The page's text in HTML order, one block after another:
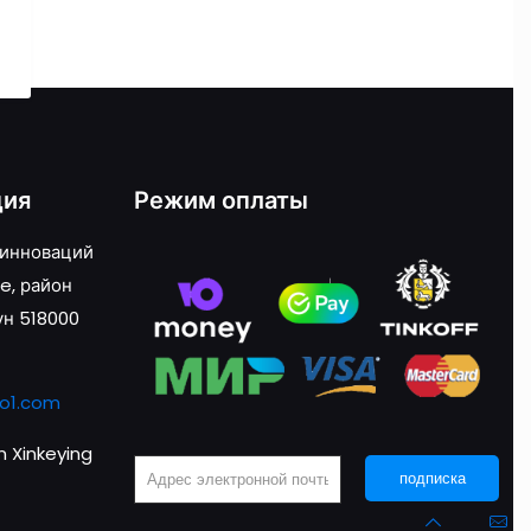
район
518000
Xinkeying
Режим оплаты